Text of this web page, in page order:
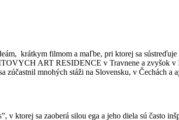
krátkym filmom a maľbe, pri ktorej sa
ART RESIDENCE v Travnene a zvyšok v
zúčastnil mnohých stáži na Slovensku, v Čechách
v ktorej sa zaoberá silou ega a jeho diela sú často